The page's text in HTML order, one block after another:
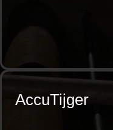
AccuTijger